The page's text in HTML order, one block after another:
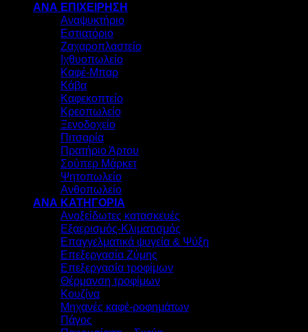
ΑΝΑ ΕΠΙΧΕΙΡΗΣΗ
Αναψυκτήριο
Εστιατόριο
Ζαχαροπλαστείο
Ιχθυοπωλείο
Καφέ-Μπαρ
Κάβα
Καφεκοπτείο
Κρεοπωλείο
Ξενοδοχείο
Πιτσαρία
Πρατήριο Άρτου
Σούπερ Μάρκετ
Ψητοπωλείο
Ανθοπωλείο
ΑΝΑ ΚΑΤΗΓΟΡΙΑ
Ανοξείδωτες κατασκευές
Εξαερισμός-Κλιματισμός
Επαγγελματικά ψυγεία & Ψύξη
Επεξεργασία Ζύμης
Επεξεργασία τροφίμων
Θέρμανση τροφίμων
Κουζίνα
Μηχανές καφέ-ροφημάτων
Πάγος